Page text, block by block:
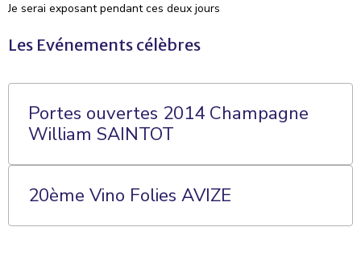
Je serai exposant pendant ces deux jours
Les Evénements célèbres
Portes ouvertes 2014 Champagne
William SAINTOT
20ème Vino Folies AVIZE